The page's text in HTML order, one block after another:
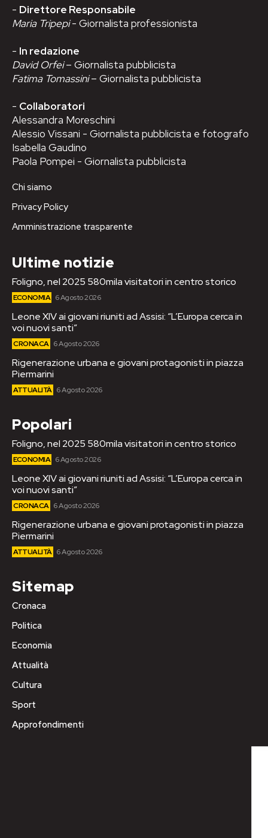
- Direttore Responsabile
Maria Tripepi- Giornalista professionista
- In redazione
David Orfei– Giornalista pubblicista
Fatima Tomassini– Giornalista pubblicista
- Collaboratori
Alessandra Moreschini
Alessio Vissani - Giornalista pubblicista e fotografo
Isabella Gaudino
Paola Pompei - Giornalista pubblicista
Chi siamo
Privacy Policy
Amministrazione trasparente
Ultime notizie
Foligno, nel 2025 580mila visitatori in centro storico
ECONOMIA 6 Agosto 2026
Leone XIV ai giovani riuniti ad Assisi: “L’Europa cerca in
voi nuovi santi”
CRONACA 6 Agosto 2026
Rigenerazione urbana e giovani protagonisti in piazza
Piermarini
ATTUALITÀ 6 Agosto 2026
Popolari
Foligno, nel 2025 580mila visitatori in centro storico
ECONOMIA 6 Agosto 2026
Leone XIV ai giovani riuniti ad Assisi: “L’Europa cerca in
voi nuovi santi”
CRONACA 6 Agosto 2026
Rigenerazione urbana e giovani protagonisti in piazza
Piermarini
ATTUALITÀ 6 Agosto 2026
Sitemap
Cronaca
Politica
Economia
Attualità
Cultura
Sport
Approfondimenti